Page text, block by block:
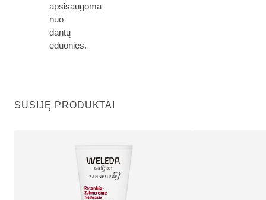
apsisaugoma
nuo
dantų
ėduonies.
SUSIJĘ PRODUKTAI